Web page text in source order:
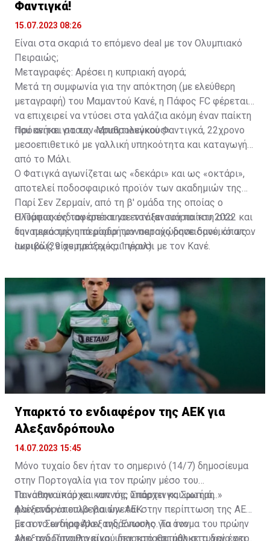
αγωνίστηκε έως τον περασμένο Μάιο.
Φαντιγκά!
15.07.2023 08:26
Είναι στα σκαριά το επόμενο deal με τον Ολυμπιακό
Πειραιώς;
Μεταγραφές: Αρέσει η κυπριακή αγορά;
Μετά τη συμφωνία για την απόκτηση (με ελεύθερη
μεταγραφή) του Μαμαντού Κανέ, η Πάφος FC φέρεται
να επιχειρεί να ντύσει στα γαλάζια ακόμη έναν παίκτη
που ανήκει στους «ερυθρολεύκους».
Πρόκειται για τον Μπαντιουγκού Φαντιγκά, 22χρονο
μεσοεπιθετικό με γαλλική υπηκοότητα και καταγωγή
από το Μάλι.
Ο Φατιγκά αγωνίζεται ως «δεκάρι» και ως «οκτάρι»,
αποτελεί ποδοσφαιρικό προϊόν των ακαδημιών της
Παρί Σεν Ζερμαίν, από τη β' ομάδα της οποίας ο
Ολυμπιακός τον απέκτησε τον Ιανουάριο του 2022 και
την περασμένη περίοδο τον παραχώρησε δανεικό στον
Ιωνικό (29 συμμετοχές, 1 γκολ).
Η Πάφος ενδιαφέρεται να εντάξει τον παίκτη στο
δυναμικό της υπό μορφή μονοετούς δανεισμού, όπως
ακριβώς είχε πράξει και πέρυσι με τον Κανέ.
Υπαρκτό το ενδιαφέρον της ΑΕΚ για
Αλεξανδρόπουλο
14.07.2023 15:45
Μόνο τυχαίο δεν ήταν το σημερινό (14/7) δημοσίευμα
στην Πορτογαλία για τον πρώην μέσο του
Παναθηναϊκού και νυν της Σπόρτινγκ, Σωτήρη
Αλεξανδρόπουλο για την ΑΕΚ.
Το «όπου υπάρχει καπνός, υπάρχει και φωτιά...»
φαίνεται να επιβεβαιώνεται στην περίπτωση της ΑΕΚ
με τον Σωτήρη Αλεξανδρόπουλο. Το όνομα του πρώην
χαφ του Παναθηναϊκού δεν τοποθετήθηκε τυχαία στο
Έτσι το ενδιαφέρον της Ένωσης για τον
Αλεξανδρόπουλο είναι υπαρκτό και μάλιστα δεν έχει